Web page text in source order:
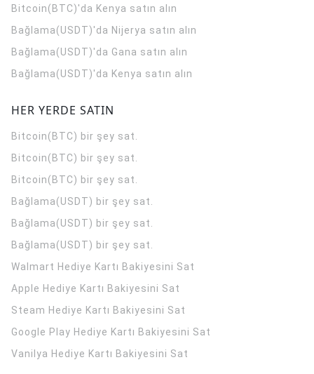
Bitcoin(BTC)'da Kenya satın alın
Bağlama(USDT)'da Nijerya satın alın
Bağlama(USDT)'da Gana satın alın
Bağlama(USDT)'da Kenya satın alın
HER YERDE SATIN
Bitcoin(BTC) bir şey sat.
Bitcoin(BTC) bir şey sat.
Bitcoin(BTC) bir şey sat.
Bağlama(USDT) bir şey sat.
Bağlama(USDT) bir şey sat.
Bağlama(USDT) bir şey sat.
Walmart Hediye Kartı Bakiyesini Sat
Apple Hediye Kartı Bakiyesini Sat
Steam Hediye Kartı Bakiyesini Sat
Google Play Hediye Kartı Bakiyesini Sat
Vanilya Hediye Kartı Bakiyesini Sat